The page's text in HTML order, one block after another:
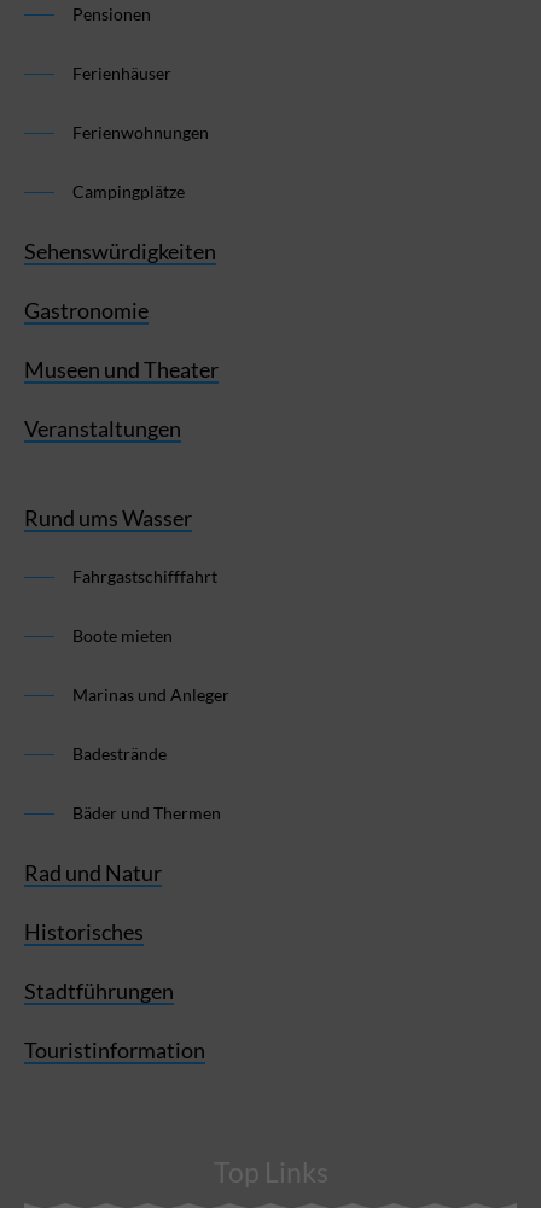
Pensionen
Ferienhäuser
Ferienwohnungen
Campingplätze
Sehenswürdigkeiten
Gastronomie
Museen und Theater
Veranstaltungen
Rund ums Wasser
Fahrgastschifffahrt
Boote mieten
Marinas und Anleger
Badestrände
Bäder und Thermen
Rad und Natur
Historisches
Stadtführungen
Touristinformation
Top Links